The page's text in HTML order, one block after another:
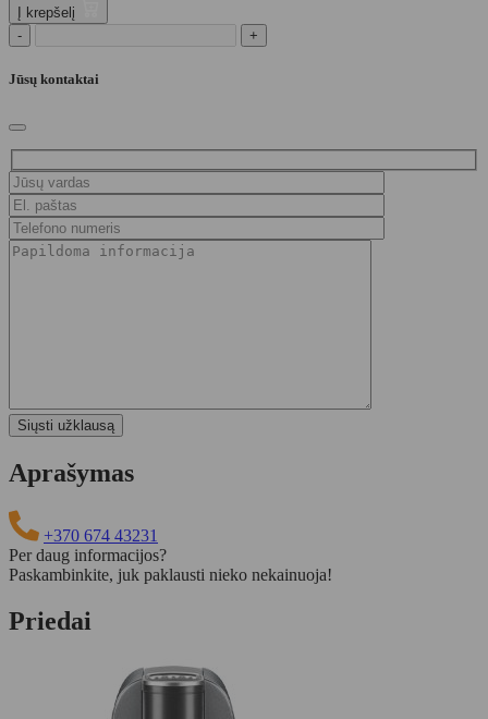
Į krepšelį
-
+
Jūsų kontaktai
Aprašymas
+370 674 43231
Per daug informacijos?
Paskambinkite, juk paklausti nieko nekainuoja!
Priedai